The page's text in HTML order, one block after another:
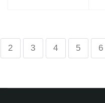
2 3 4 5 6